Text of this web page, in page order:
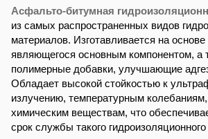
Асфальто-битумная
из самых распространенных видов
материалов. Изготавливается на
являющегося основным компонентом, а
полимерные добавки, улучшающие
Обладает высокой стойкостью к
излучению, температурным
химическим веществам, что
срок службы такого